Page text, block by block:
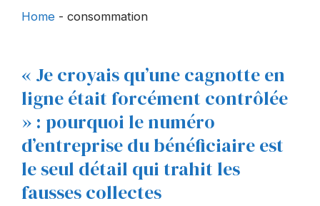
Home - consommation
« Je croyais qu’une cagnotte en
ligne était forcément contrôlée
» : pourquoi le numéro
d’entreprise du bénéficiaire est
le seul détail qui trahit les
fausses collectes